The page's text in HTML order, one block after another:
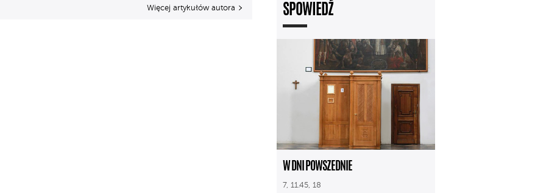
Więcej artykułów autora SPOWIEDŹ
W DNI POWSZEDNIE
7, 11.45, 18